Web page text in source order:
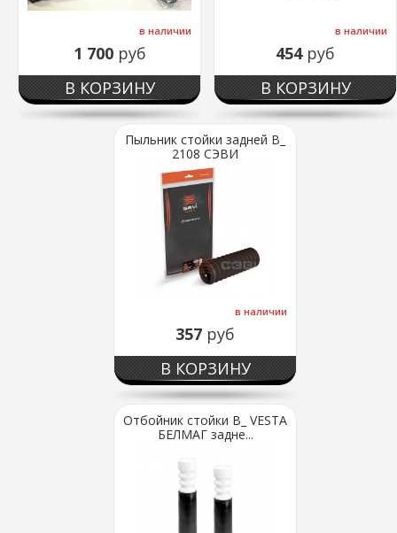
в наличии
1 700 руб
В КОРЗИНУ
в наличии
454 руб
В КОРЗИНУ
Пыльник стойки задней В_
2108 СЭВИ
в наличии
357 руб
В КОРЗИНУ
Отбойник стойки В_ VESTA
БЕЛМАГ задне...